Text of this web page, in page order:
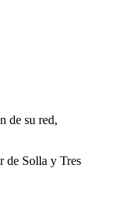
de su red,
de Solla y Tres